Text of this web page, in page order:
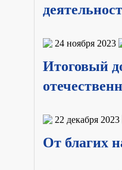
24 ноября 2023
Итоговый
22 декабря 2023
От благих